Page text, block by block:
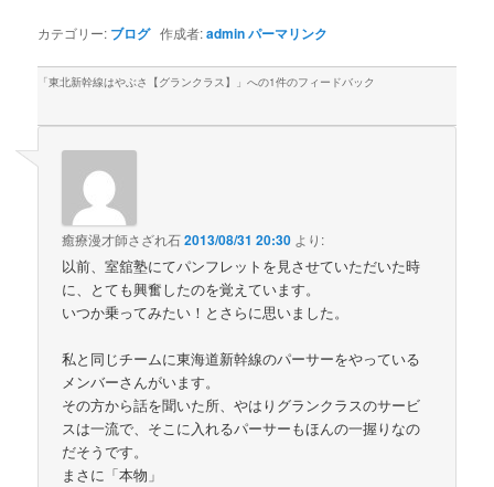
カテゴリー: ブログ作成者:adminパーマリンク
「東北新幹線はやぶさ【グランクラス】 」への1件のフィードバック
癒療漫才師さざれ石2013/08/31 20:30 より:
以前、室舘塾にてパンフレットを見させていただいた時
に、とても興奮したのを覚えています。
いつか乗ってみたい！とさらに思いました。
私と同じチームに東海道新幹線のパーサーをやっている
メンバーさんがいます。
その方から話を聞いた所、やはりグランクラスのサービ
スは一流で、そこに入れるパーサーもほんの一握りなの
だそうです。
まさに「本物」